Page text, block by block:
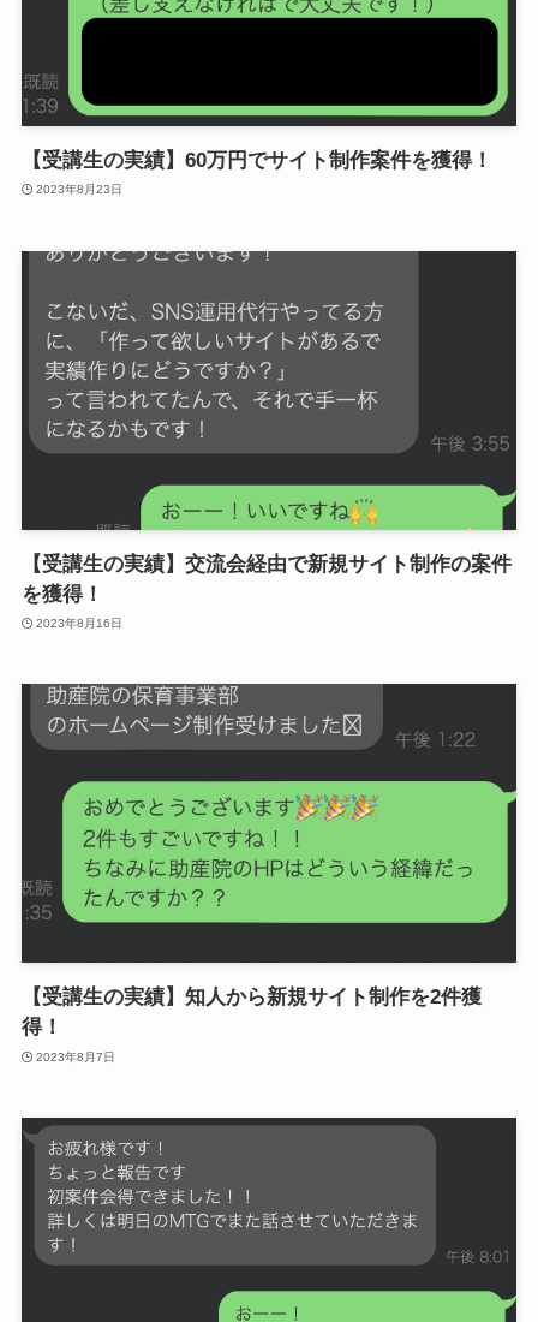
【受講生の実績】60万円でサイト制作案件を獲得！
2023年8月23日
【受講生の実績】交流会経由で新規サイト制作の案件
を獲得！
2023年8月16日
【受講生の実績】知人から新規サイト制作を2件獲
得！
2023年8月7日